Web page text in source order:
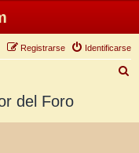
Identificarse
Registrarse
del Foro